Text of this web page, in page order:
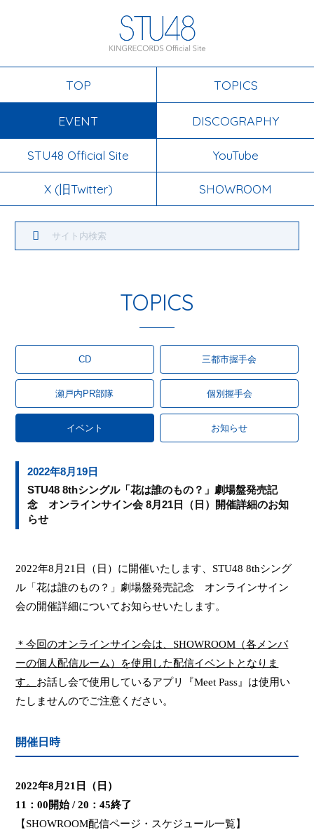
TOP TOPICS
EVENT DISCOGRAPHY
STU48 Official Site YouTube
X (旧Twitter) SHOWROOM
TOPICS
CD 三都市握手会
瀬戸内PR部隊 個別握手会
イベント お知らせ
2022年8月19日
STU48 8thシングル「花は誰のもの？」劇場盤発売記
念 オンラインサイン会 8月21日（日）開催詳細のお知
らせ
2022年8 月 21 日（日）に開催いたします、 STU48 8thシング
ル「花は誰のもの？」劇場盤発売記念 オンラインサイン
会の開催詳細についてお知らせいたします。
＊今回のオンラインサイン会は、 SHOWROOM （各メンバ
ーの個人配信ルーム）を使用した配信イベントとなりま
す。 お話し会で使用しているアプリ『Meet Pass 』は使用い
たしませんのでご注意ください。
開催日時
2022年8 月21 日（日）
11 ：00開始/ 20 ：45終了
【 SHOWROOM配信ページ・スケジュール一覧】